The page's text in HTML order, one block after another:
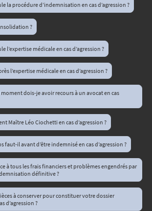
la procédure d’indemnisation en cas d’agression ?
?
l’expertise médicale en cas d’agression ?
l’expertise médicale en cas d’agression ?
dois-je avoir recours à un avocat en cas
Maître Léo Ciochetti en cas d’agression ?
faut-il avant d’être indemnisé en cas d’agression ?
à tous les frais financiers et problèmes engendrés par
définitive ?
à conserver pour constituer votre dossier
d’agression ?